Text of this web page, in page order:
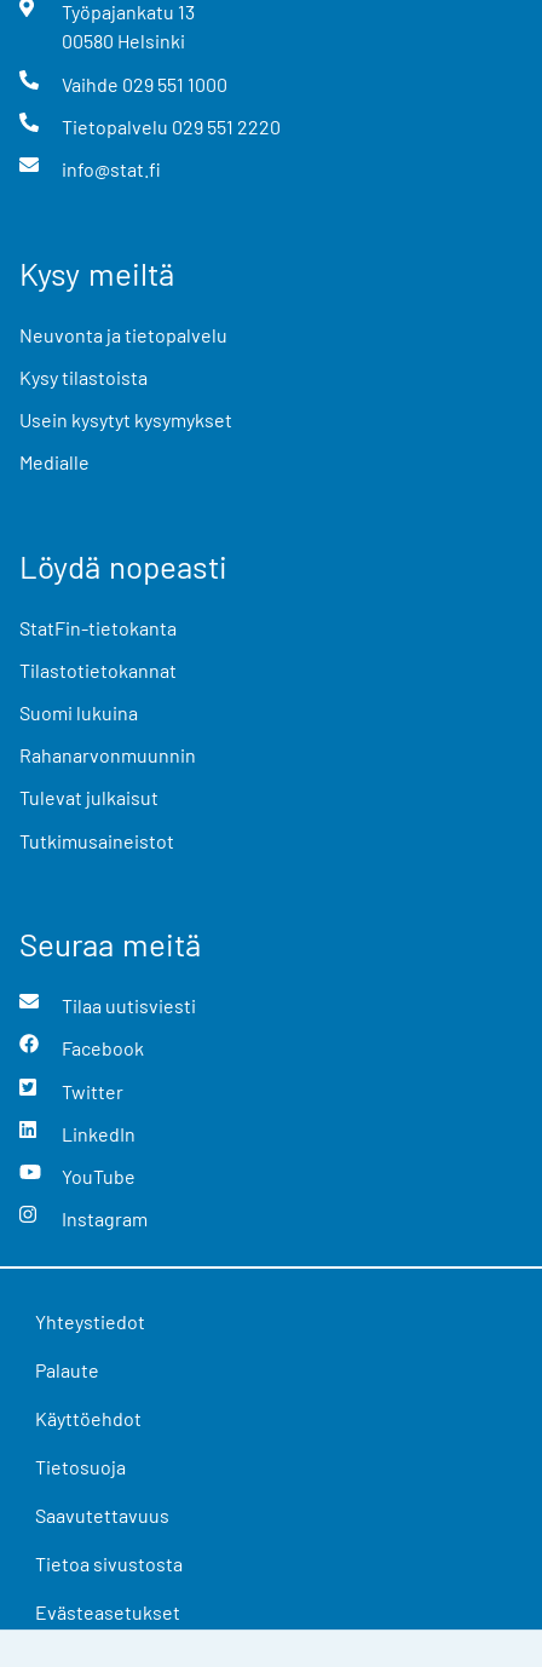
Työpajankatu 13
00580 Helsinki
Vaihde 029 551 1000
Tietopalvelu 029 551 2220
info@stat.fi
Kysy meiltä
Neuvonta ja tietopalvelu
Kysy tilastoista
Usein kysytyt kysymykset
Medialle
Löydä nopeasti
StatFin-tietokanta
Tilastotietokannat
Suomi lukuina
Rahanarvonmuunnin
Tulevat julkaisut
Tutkimusaineistot
Seuraa meitä
Tilaa uutisviesti
Facebook
Twitter
LinkedIn
YouTube
Instagram
Yhteystiedot
Palaute
Käyttöehdot
Tietosuoja
Saavutettavuus
Tietoa sivustosta
Evästeasetukset